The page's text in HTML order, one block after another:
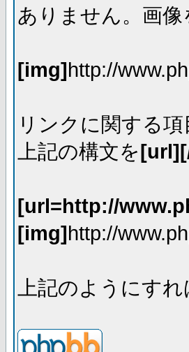
ありません。画
[img]http://
リンクに関する
上記の構文を
[url=http://
[img]http://
上記のようにす